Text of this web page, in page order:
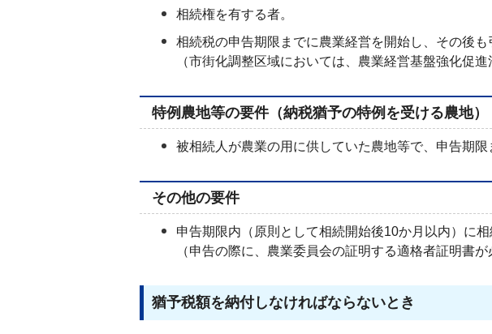
相続権を有する者。
相続税の申告期限までに農業経営を開始し、その後も
（市街化調整区域においては、農業経営基盤強化促進
特例農地等の要件（納税猶予の特例を受ける農地）
被相続人が農業の用に供していた農地等で、申告期限
その他の要件
申告期限内（原則として相続開始後10か月以内）に相
（申告の際に、農業委員会の証明する適格者証明書が
猶予税額を納付しなければならないとき